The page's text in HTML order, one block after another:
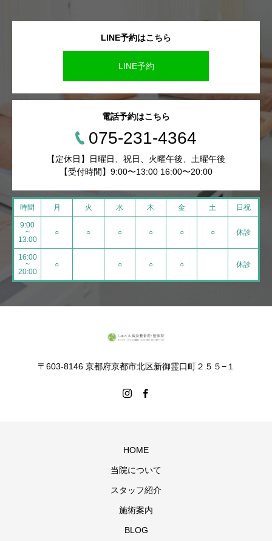
LINE予約はこちら
LINE予約
電話予約はこちら
075-231-4364
【定休日】日曜日、祝日、火曜午後、土曜午後
【受付時間】9:00〜13:00 16:00〜20:00
時間 月 火 水 木 金 土 日祝
9:00
~
13:00
○ ○ ○ ○ ○ ○ 休診
16:00
~
20:00
○ ○ ○ ○ 休診
〒603-8146 京都府京都市北区新御霊口町２５５−１
HOME
当院について
スタッフ紹介
施術案内
BLOG